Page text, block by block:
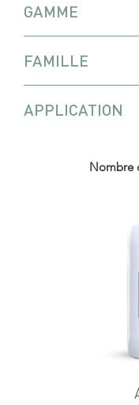
GAMME
FAMILLE
APPLICATION
Nombre